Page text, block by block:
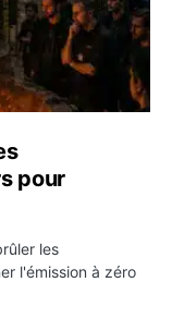
pour
les
l'émission à zéro